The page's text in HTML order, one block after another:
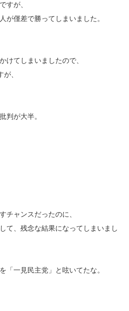
すが、
が僅差で勝ってしまいました。
けてしまいましたので、
、
判が大半。
チャンスだったのに、
て、残念な結果になってしまいまし
「一見民主党」と呟いてたな。